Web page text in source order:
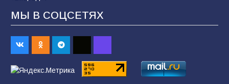
В Батайске продолжаются дорожные работы
98 04.08.2026
МЫ В СОЦСЕТЯХ